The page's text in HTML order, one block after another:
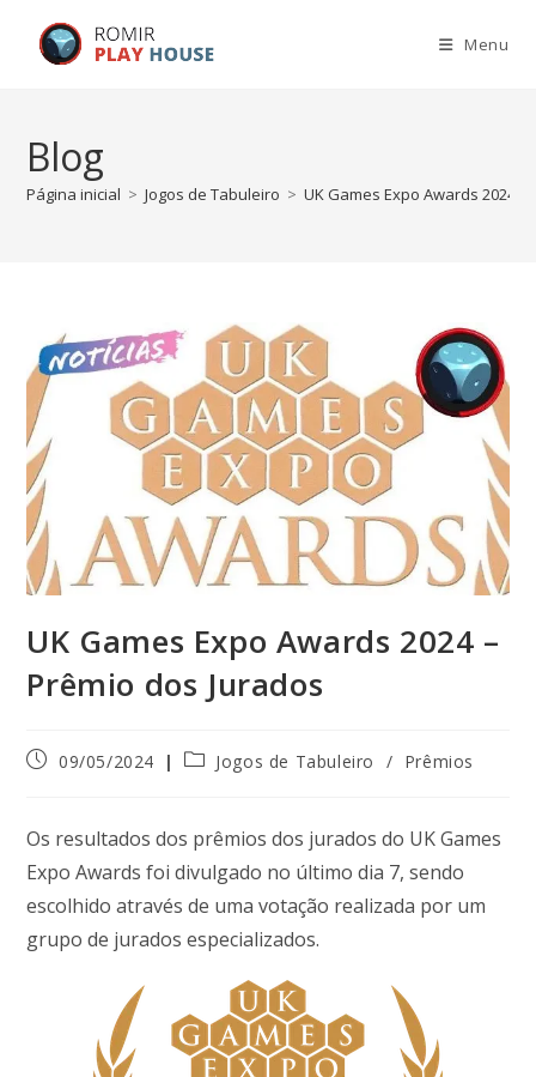
Menu
Blog
Página inicial > Jogos de Tabuleiro > UK Games Expo Awards 2024
UK Games Expo Awards 2024 –
Prêmio dos Jurados
09/05/2024 Jogos de Tabuleiro / Prêmios
Os resultados dos prêmios dos jurados do UK Games
Expo Awards foi divulgado no último dia 7, sendo
escolhido através de uma votação realizada por um
grupo de jurados especializados.